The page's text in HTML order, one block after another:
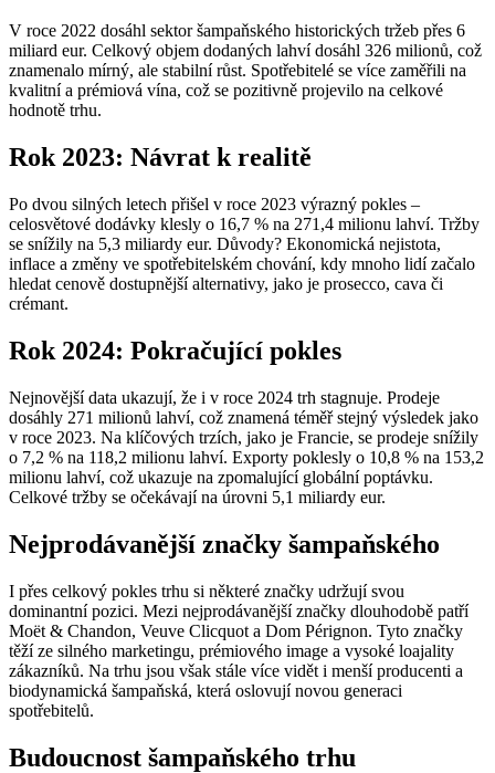
V roce 2022 dosáhl sektor šampaňského historických tržeb přes 6
miliard eur. Celkový objem dodaných lahví dosáhl 326 milionů, což
znamenalo mírný, ale stabilní růst. Spotřebitelé se více zaměřili na
kvalitní a prémiová vína, což se pozitivně projevilo na celkové
hodnotě trhu.
Rok 2023: Návrat k realitě
Po dvou silných letech přišel v roce 2023 výrazný pokles –
celosvětové dodávky klesly o 16,7 % na 271,4 milionu lahví. Tržby
se snížily na 5,3 miliardy eur. Důvody? Ekonomická nejistota,
inflace a změny ve spotřebitelském chování, kdy mnoho lidí začalo
hledat cenově dostupnější alternativy, jako je prosecco, cava či
crémant.
Rok 2024: Pokračující pokles
Nejnovější data ukazují, že i v roce 2024 trh stagnuje. Prodeje
dosáhly 271 milionů lahví, což znamená téměř stejný výsledek jako
v roce 2023. Na klíčových trzích, jako je Francie, se prodeje snížily
o 7,2 % na 118,2 milionu lahví. Exporty poklesly o 10,8 % na 153,2
milionu lahví, což ukazuje na zpomalující globální poptávku.
Celkové tržby se očekávají na úrovni 5,1 miliardy eur.
Nejprodávanější značky šampaňského
I přes celkový pokles trhu si některé značky udržují svou
dominantní pozici. Mezi nejprodávanější značky dlouhodobě patří
Moët & Chandon, Veuve Clicquot a Dom Pérignon. Tyto značky
těží ze silného marketingu, prémiového image a vysoké loajality
zákazníků. Na trhu jsou však stále více vidět i menší producenti a
biodynamická šampaňská, která oslovují novou generaci
spotřebitelů.
Budoucnost šampaňského trhu